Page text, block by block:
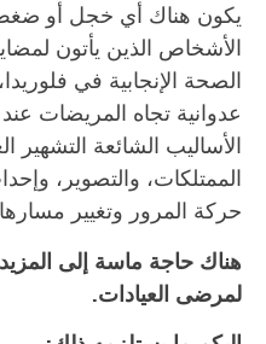
يكون هناك أي خجل أو
الأشخاص الذين يأتون
الصحة الإنجابية في
عدوانية تجاه المريضات
الأساليب الشائعة التشهير
الممتلكات، والتصوير،
حركة المرور وتغيير
هناك حاجة ماسة إلى
لمرضى العيادات.